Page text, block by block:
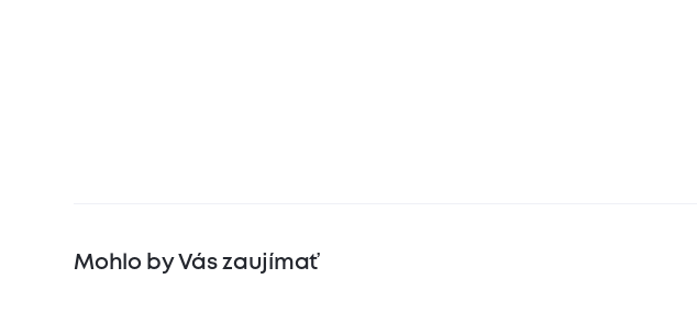
Mohlo by Vás zaujímať